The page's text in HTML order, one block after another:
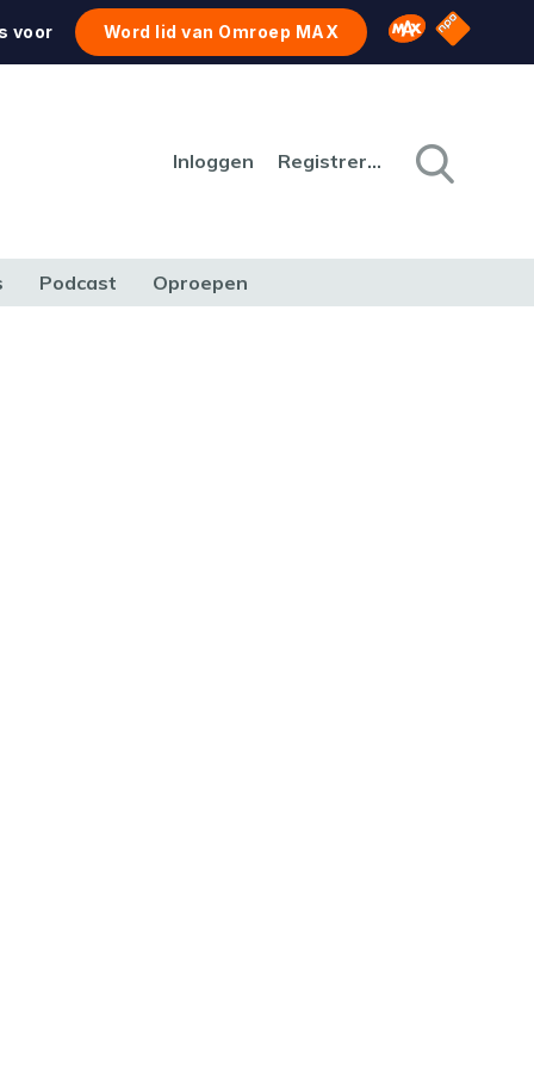
voor Word lid van Omroep MAX Omroep MAX
NPO
Inloggen Registreren
Podcast Oproepen